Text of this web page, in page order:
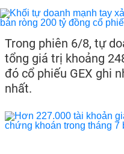
Trong phiên 6/8, tự
tổng giá trị khoảng
đó cổ phiếu GEX ghi
nhất.